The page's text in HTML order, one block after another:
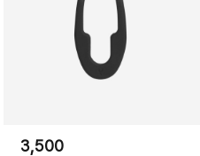
3,500